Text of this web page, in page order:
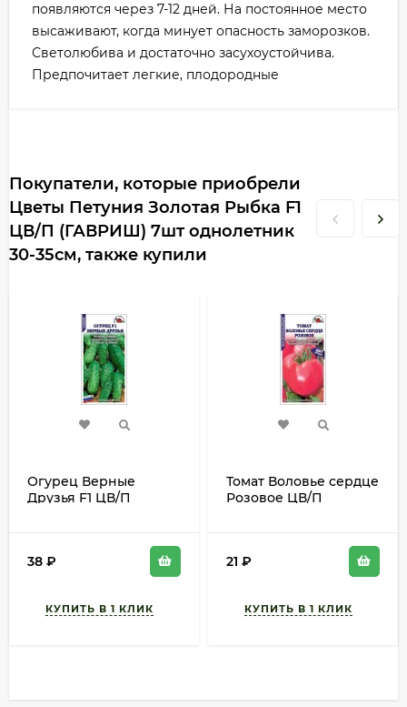
появляются через 7-12 дней. На постоянное место
высаживают, когда минует опасность заморозков.
Светолюбива и достаточно засухоустойчива.
Предпочитает легкие, плодородные
Покупатели, которые приобрели
Цветы Петуния Золотая Рыбка F1
ЦВ/П (ГАВРИШ) 7шт однолетник
30-35см, также купили
Огурец Верные
Друзья F1 ЦВ/П
38 ₽
Томат Воловье сердце
Розовое ЦВ/П
пасынкующийся до 1м
21 ₽